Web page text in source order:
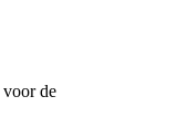
voor de